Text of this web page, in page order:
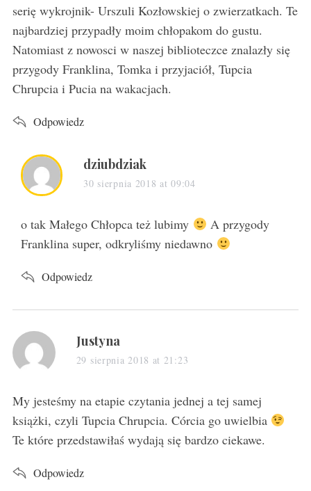
serię wykrojnik- Urszuli Kozłowskiej o zwierzatkach. Te
najbardziej przypadły moim chłopakom do gustu.
Natomiast z nowosci w naszej biblioteczce znalazły się
przygody Franklina, Tomka i przyjaciół, Tupcia
Chrupcia i Pucia na wakacjach.
Odpowiedz
s
a
s
:
dziubdziak
30 sierpnia 2018 at 09:04
o tak Małego Chłopca też lubimy
A przygody
Franklina super, odkryliśmy niedawno
Odpowiedz
s
a
s
:
Justyna
29 sierpnia 2018 at 21:23
My jesteśmy na etapie czytania jednej a tej samej
książki, czyli Tupcia Chrupcia. Córcia go uwielbia
Te które przedstawiłaś wydają się bardzo ciekawe.
Odpowiedz